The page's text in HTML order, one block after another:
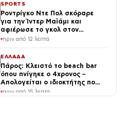
SPORTS
Ροντρίγκο Ντε Πολ σκόραρε
για την Ίντερ Μαϊάμι και
αφιέρωσε το γκολ στον
πατέρα του Λιονέλ Μέσι
πριν από 12 λεπτά
ΕΛΛΑΔΑ
Πάρος: Κλειστό το beach bar
όπου πνίγηκε ο 4χρονος –
Απολογείται ο ιδιοκτήτης που
είχε δηλωθεί ναυαγοσώστης
πριν από 15 λεπτά